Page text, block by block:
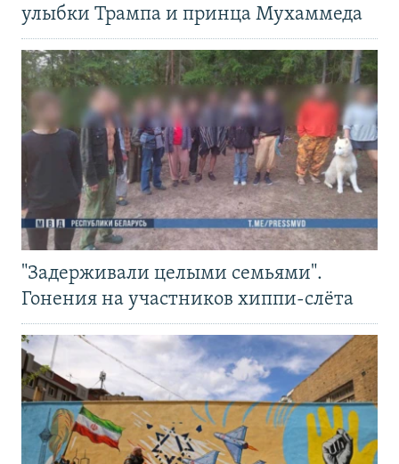
улыбки Трампа и принца Мухаммеда
"Задерживали целыми семьями".
Гонения на участников хиппи-слёта